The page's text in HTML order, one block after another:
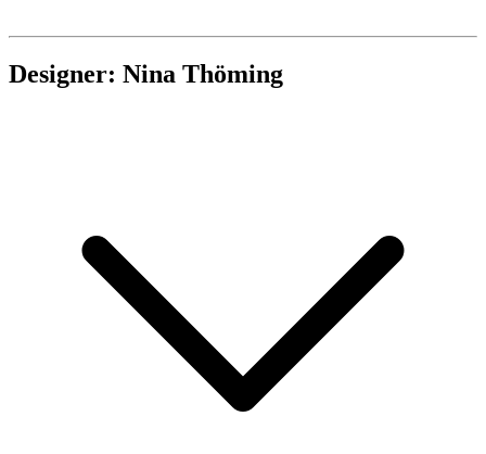
Designer: Nina Thöming